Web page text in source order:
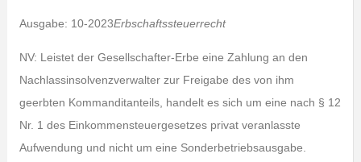
Ausgabe: 10-2023Erbschaftssteuerrecht
NV: Leistet der Gesellschafter-Erbe eine Zahlung an den
Nachlassinsolvenzverwalter zur Freigabe des von ihm
geerbten Kommanditanteils, handelt es sich um eine nach § 12
Nr. 1 des Einkommensteuergesetzes privat veranlasste
Aufwendung und nicht um eine Sonderbetriebsausgabe.